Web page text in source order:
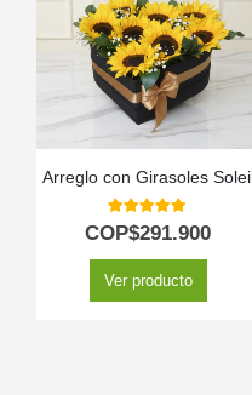
Arreglo con Girasoles Soleil
5.00out of 5
COP$291.900
Ver producto